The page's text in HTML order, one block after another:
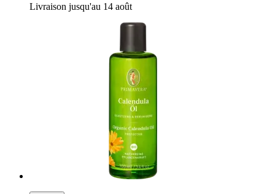
Livraison jusqu'au 14 août